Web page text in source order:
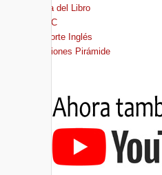
Casa del Libro
FNAC
El Corte Inglés
Ediciones Pirámide